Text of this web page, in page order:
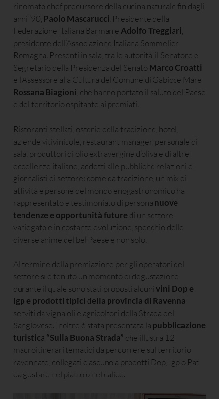
rinomato chef precursore della cucina naturale fin dagli
anni ’90, Paolo Mascarucci , Presidente della
Federazione Italiana Barman e Adolfo Treggiari
presidente dell’Associazione Italiana Sommelier
Romagna. Presenti in sala, tra le autorità, il Senatore e
Segretario della Presidenza del Senato Marco Croatti
e l’Assessore alla Cultura del Comune di Gabicce Mare
Rossana Biagioni , che hanno portato il saluto del Paese
e del territorio ospitante ai premiati.
Ristoranti stellati, osterie della tradizione, hotel,
aziende vitivinicole, restaurant manager, personale di
sala, produttori di olio extravergine d’oliva e di altre
eccellenze italiane, addetti alle pubbliche relazioni e
giornalisti di settore: come da tradizione, un mix di
attività e persone del mondo enogastronomico ha
rappresentato e testimoniato di persona nuove
tendenze e opportunità future di un settore
variegato e in costante evoluzione, specchio delle
diverse anime del bel Paese e non solo.
Al termine della premiazione per gli operatori del
settore si è tenuto un momento di degustazione
durante il quale sono stati proposti alcunivini Dop e
Igp e prodotti tipici della provincia di Ravenna
serviti da vignaioli e agricoltori della Strada del
Sangiovese. Inoltre è stata presentata la pubblicazione
turistica “Sulla Buona Strada” che illustra 12
macroitinerari tematici da percorrere sul territorio
ravennate, collegati ciascuno a prodotti Dop, Igp o Pat
da gustare nel piatto o nel calice.